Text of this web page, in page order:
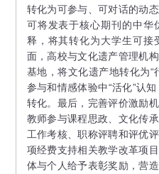
转化为可参与、可对话的动
可将发表于核心期刊的中华
释，将其转化为大学生可接
面，高校与文化遗产管理机
基地，将文化遗产地转化为“
参与和情感体验中“活化”认知
转化。最后，完善评价激励
教师参与课程思政、文化传
工作考核、职称评聘和评优
项经费支持相关教学改革项
体与个人给予表彰奖励，营